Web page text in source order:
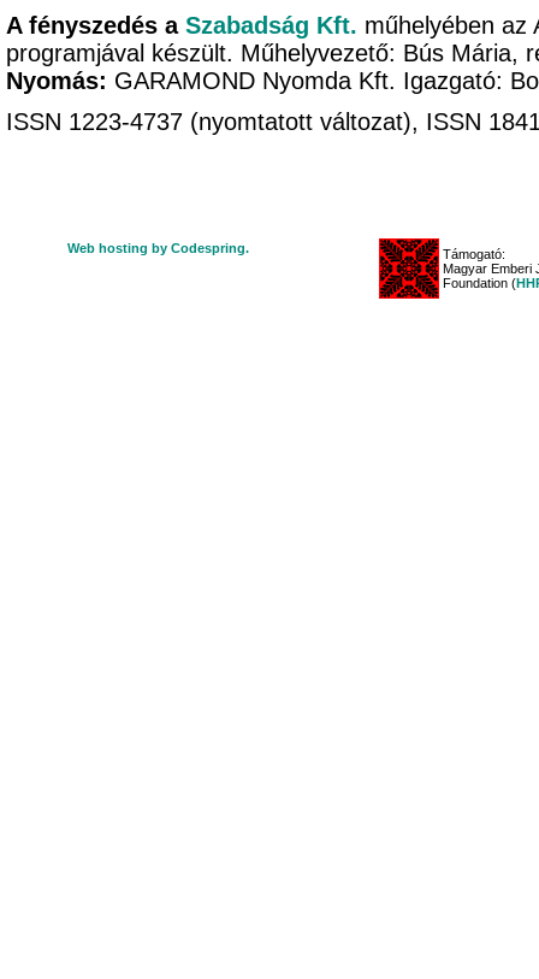
A fényszedés a Szabadság Kft. műhelyében az
programjával készült. Műhelyvezető: Bús Mária,
Nyomás: GARAMOND Nyomda Kft. Igazgató:
ISSN 1223-4737 (nyomtatott változat), ISSN
Web hosting by Codespring.
Támogató:
Magyar Emberi
Foundation (